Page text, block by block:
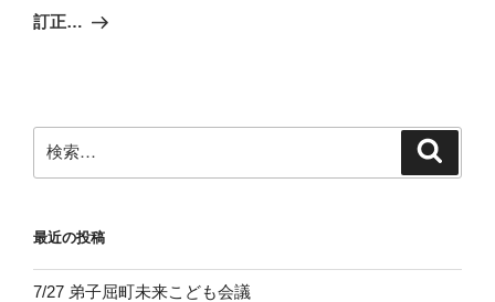
ゲ
ン
の
訂正…
索:
最近の投稿
7/27 弟子屈町未来こども会議